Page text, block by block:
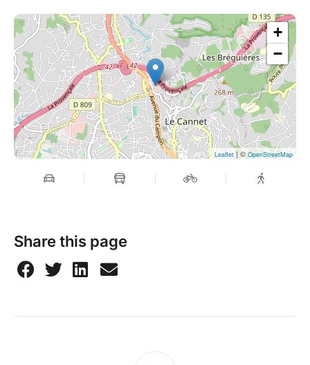
ATTENTION / PLACES LIMITEES
Soirée exclusivement réservée aux adultes +18ANS
+
−
Leaflet | © OpenStreetMap
Share this page